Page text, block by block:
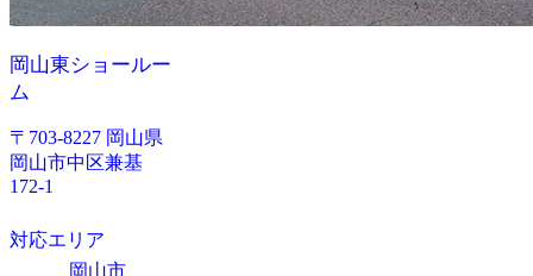
岡山東ショールー
ム
〒703-8227 岡山県
岡山市中区兼基
172-1
対応エリア
岡山市